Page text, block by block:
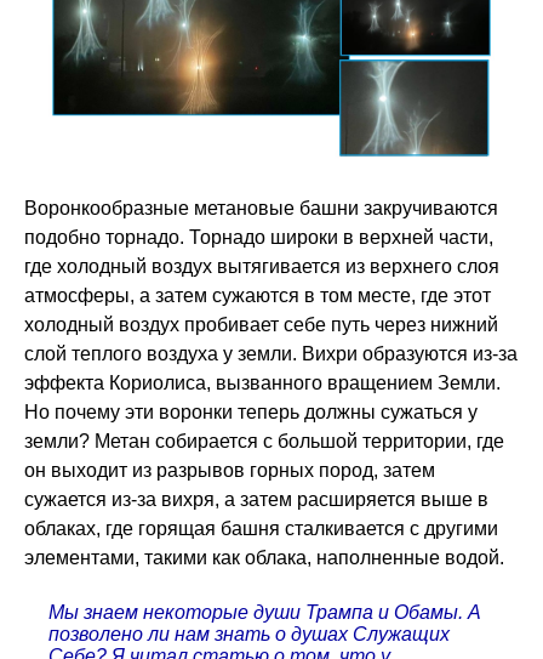
Воронкообразные метановые башни закручиваются
подобно торнадо. Торнадо широки в верхней части,
где холодный воздух вытягивается из верхнего слоя
атмосферы, а затем сужаются в том месте, где этот
холодный воздух пробивает себе путь через нижний
слой теплого воздуха у земли. Вихри образуются из-за
эффекта Кориолиса, вызванного вращением Земли.
Но почему эти воронки теперь должны сужаться у
земли? Метан собирается с большой территории, где
он выходит из разрывов горных пород, затем
сужается из-за вихря, а затем расширяется выше в
облаках, где горящая башня сталкивается с другими
элементами, такими как облака, наполненные водой.
Мы знаем некоторые души Трампа и Обамы. А
позволено ли нам знать о душах Служащих